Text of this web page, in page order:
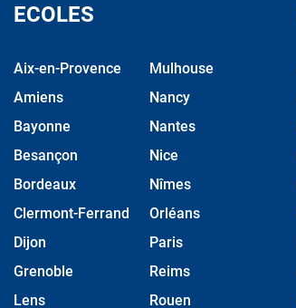
ECOLES
Aix-en-Provence
Amiens
Bayonne
Besançon
Bordeaux
Clermont-Ferrand
Dijon
Grenoble
Lens
Mulhouse
Nancy
Nantes
Nice
Nîmes
Orléans
Paris
Reims
Rouen